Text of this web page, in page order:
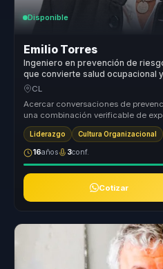
Disponible
Emilio Torres
Ingeniero en prevención de
que convierte salud ocupacional
atención, bienestar y autocuidado
CL
Acercar conversaciones de
una combinación verificable de
riesgos, humor y ...
Liderazgo Cultura Organizacional
16años 3conf.
Cotizar